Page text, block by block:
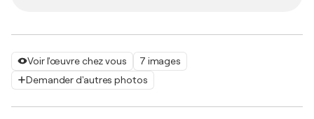
Voir l'œuvre chez vous
7 images
Demander d'autres photos